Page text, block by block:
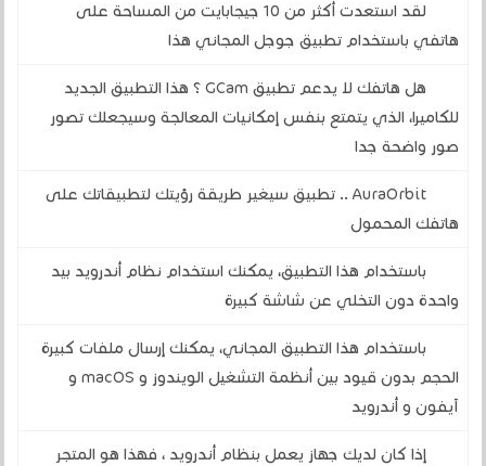
لقد استعدت أكثر من 10 جيجابايت من المساحة على
هاتفي باستخدام تطبيق جوجل المجاني هذا
هل هاتفك لا يدعم تطبيق GCam ؟ هذا التطبيق الجديد
للكاميرا، الذي يتمتع بنفس إمكانيات المعالجة وسيجعلك تصور
صور واضحة جدا
AuraOrbit .. تطبيق سيغير طريقة رؤيتك لتطبيقاتك على
هاتفك المحمول
باستخدام هذا التطبيق، يمكنك استخدام نظام أندرويد بيد
واحدة دون التخلي عن شاشة كبيرة
باستخدام هذا التطبيق المجاني، يمكنك إرسال ملفات كبيرة
الحجم بدون قيود بين أنظمة التشغيل الويندوز و macOS و
آيفون و أندرويد
إذا كان لديك جهاز يعمل بنظام أندرويد ، فهذا هو المتجر